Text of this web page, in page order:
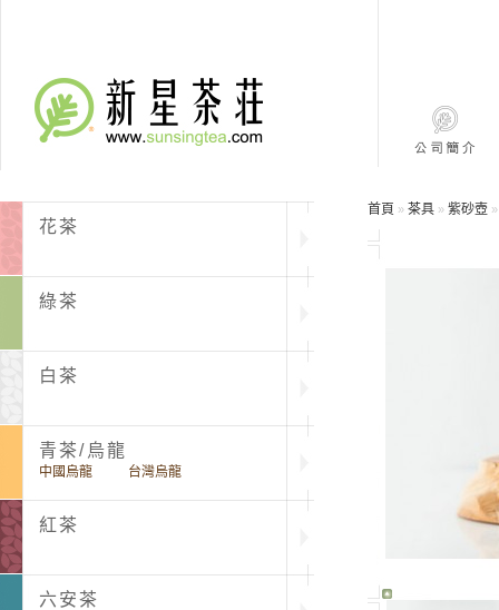
花茶
綠茶
白茶
青茶/烏龍
中國烏龍 台灣烏龍
紅茶
六安茶
首頁 » 茶具 » 紫砂壺